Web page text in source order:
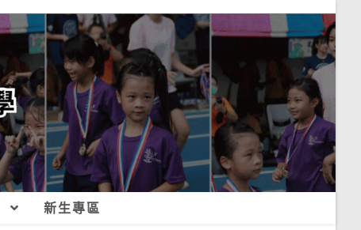
新生專區